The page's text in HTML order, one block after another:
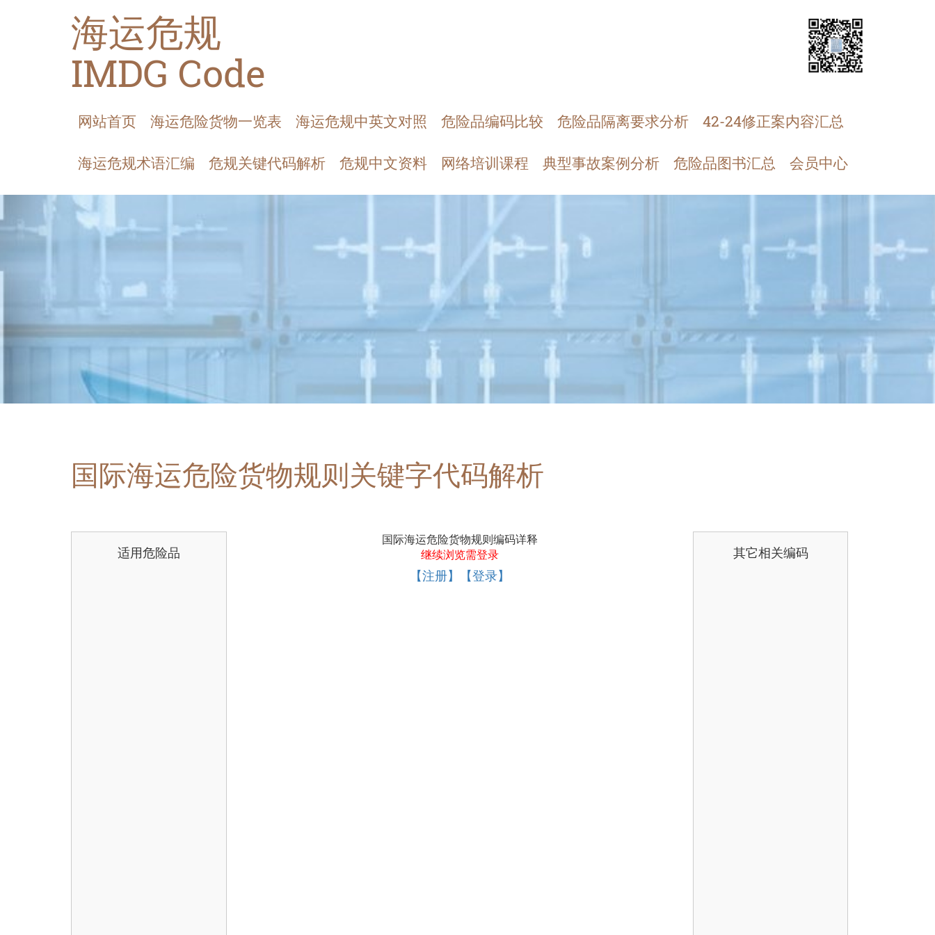
海运危规
IMDG Code
网站首页 海运危险货物一览表 海运危规中英文对照 危险品编码比较 危险品隔离要求分析 42-24修正案内容汇总
海运危规术语汇编 危规关键代码解析 危规中文资料 网络培训课程 典型事故案例分析 危险品图书汇总 会员中心
国际海运危险货物规则关键字代码解析
适用危险品
国际海运危险货物规则编码详释
继续浏览需登录
【注册】【登录】
其它相关编码